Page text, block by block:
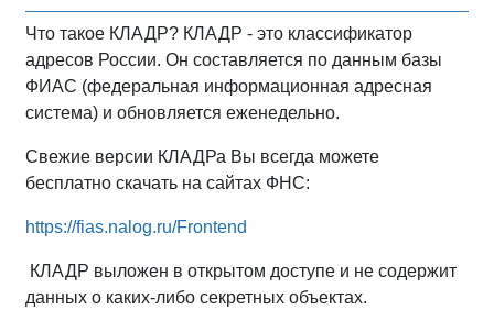
Что такое КЛАДР? КЛАДР - это классификатор
адресов России. Он составляется по данным базы
ФИАС (федеральная информационная адресная
система) и обновляется еженедельно.
Свежие версии КЛАДРа Вы всегда можете
бесплатно скачать на сайтах ФНС:
https://fias.nalog.ru/Frontend
КЛАДР выложен в открытом доступе и не содержит
данных о каких-либо секретных объектах.